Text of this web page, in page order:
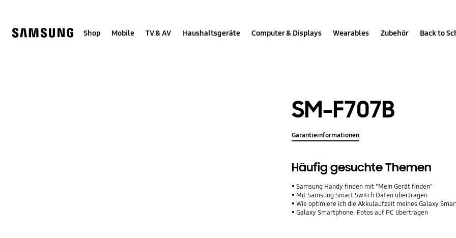
help
Shop Mobile TV & AV Haushaltsgeräte Computer & Displays Wearables Zubehör Back to
SM-F707B
Garantieinformationen
Häufig gesuchte Themen
Samsung Handy finden mit "Mein Gerät finden"
Mit Samsung Smart Switch Daten übertragen
Wie optimiere ich die Akkulaufzeit meines Galaxy
Galaxy Smartphone: Fotos auf PC übertragen